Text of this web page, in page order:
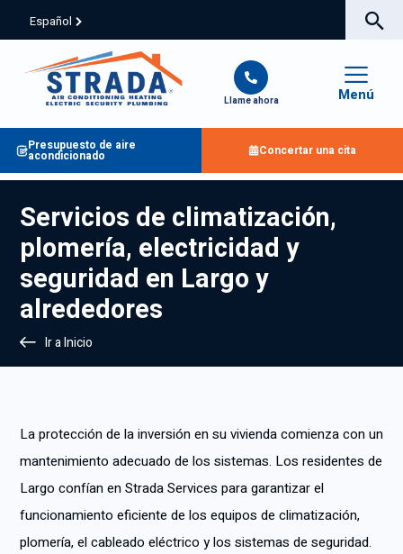
Español
Llame ahora Menú
Presupuesto de aire
acondicionado Concertar una cita
Servicios de climatización,
plomería, electricidad y
seguridad en Largo y
alrededores
Ir a Inicio
La protección de la inversión en su vivienda comienza con un
mantenimiento adecuado de los sistemas. Los residentes de
Largo confían en Strada Services para garantizar el
funcionamiento eficiente de los equipos de climatización,
plomería, el cableado eléctrico y los sistemas de seguridad.